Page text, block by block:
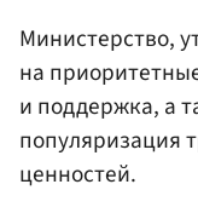
Министерство,
на
и поддержка, а
популяризация
ценностей.